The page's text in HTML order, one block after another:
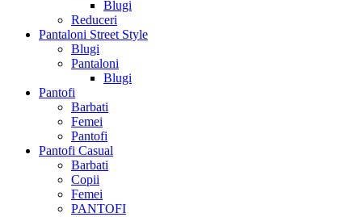
Blugi
Reduceri
Pantaloni Street Style
Blugi
Pantaloni
Blugi
Pantofi
Barbati
Femei
Pantofi
Pantofi Casual
Barbati
Copii
Femei
PANTOFI